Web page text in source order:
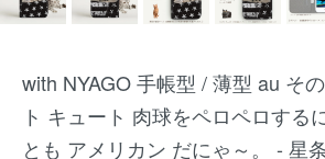
with NYAGO 手帳型 / 薄型 au そ
ト キュート 肉球をペロペロする
とも アメリカン だにゃ～。 - 星